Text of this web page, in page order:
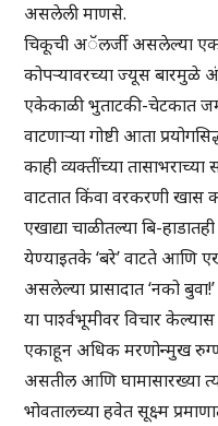
असलेली माणसे.
चिकूची अॅलर्जी असलेल्या एका
कोपऱ्यावरच्या ज्यूस बारमुळे
एकेकाळी भुताटकी-चेटकात
वाटणाऱ्या गोष्टी आता
काही व्यक्तींच्या
वाटतात किंवा वरकरणी खास
एखाद्या चाळीतल्या बि-
येण्याइतके ‘बरे’ वाटते आणि
असलेल्या प्रासादात ‘नको
या पार्श्वभूमीवर विचार
एकाहून अधिक मरणोन्मुख रुग्ण
असतील आणि घामासारख्या
भोवतालच्या हवेत सूक्ष्म